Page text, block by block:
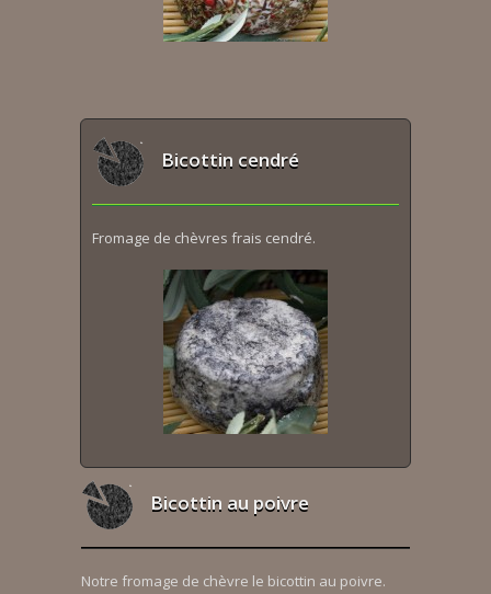
Bicottin cendré
Fromage de chèvres frais cendré.
Bicottin au poivre
Notre fromage de chèvre le bicottin au poivre.